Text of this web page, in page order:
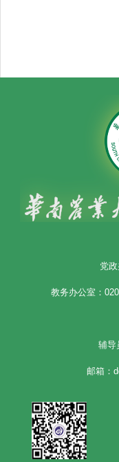
党
教务办公室：
020-
辅导
邮箱：